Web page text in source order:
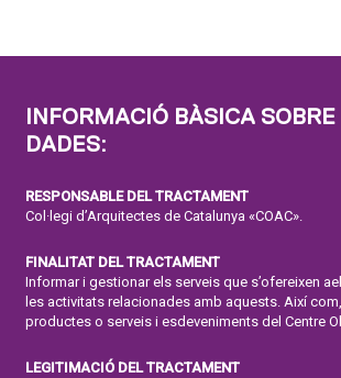
INFORMACIÓ BÀSICA
DADES:
RESPONSABLE DEL TRACTAMENT
Col·legi d’Arquitectes de Catalunya «COAC».
FINALITAT DEL TRACTAMENT
Informar i gestionar els serveis que s’ofereixen
les activitats relacionades amb aquests. Així
productes o serveis i esdeveniments del Centre
LEGITIMACIÓ DEL TRACTAMENT